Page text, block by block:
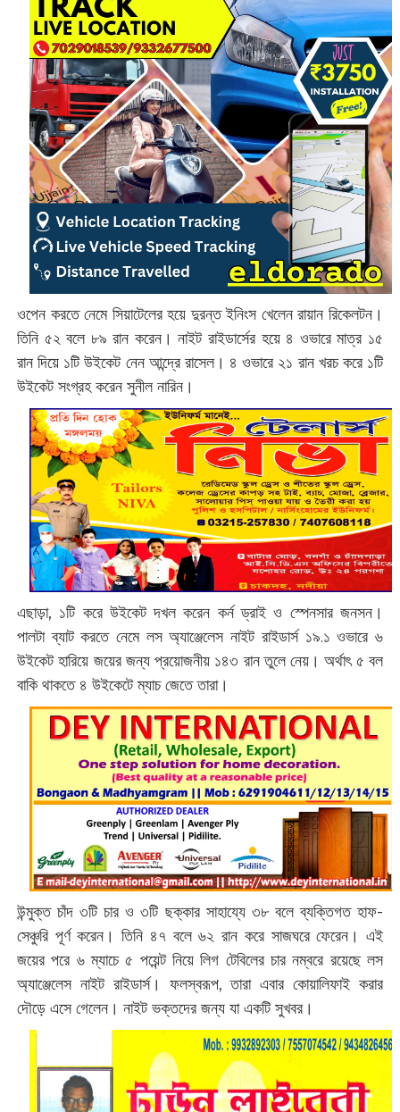
ওপেন করতে নেমে সিয়াটেলের হয়ে দুরন্ত ইনিংস খেলেন রায়ান রিকেলটন।
তিনি ৫২ বলে ৮৯ রান করেন। নাইট রাইডার্সের হয়ে ৪ ওভারে মাত্র ১৫
রান দিয়ে ১টি উইকেট নেন আন্দ্রে রাসেল। ৪ ওভারে ২১ রান খরচ করে ১টি
উইকেট সংগ্রহ করেন সুনীল নারিন।
এছাড়া, ১টি করে উইকেট দখল করেন কর্ন ড্রাই ও স্পেনসার জনসন।
পালটা ব্যাট করতে নেমে লস অ্যাঞ্জেলেস নাইট রাইডার্স ১৯.১ ওভারে ৬
উইকেট হারিয়ে জয়ের জন্য প্রয়োজনীয় ১৪৩ রান তুলে নেয়। অর্থাৎ ৫ বল
বাকি থাকতে ৪ উইকেটে ম্যাচ জেতে তারা।
উন্মুক্ত চাঁদ ৩টি চার ও ৩টি ছক্কার সাহায্যে ৩৮ বলে ব্যক্তিগত হাফ-
সেঞ্চুরি পূর্ণ করেন। তিনি ৪৭ বলে ৬২ রান করে সাজঘরে ফেরেন। এই
জয়ের পরে ৬ ম্যাচে ৫ পয়েন্ট নিয়ে লিগ টেবিলের চার নম্বরে রয়েছে লস
অ্যাঞ্জেলেস নাইট রাইডার্স। ফলস্বরূপ, তারা এবার কোয়ালিফাই করার
দৌড়ে এসে গেলেন। নাইট ভক্তদের জন্য যা একটি সুখবর।